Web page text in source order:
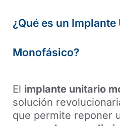
¿Qué es un Implante
Monofásico?
El implante unitario
solución
que permite reponer